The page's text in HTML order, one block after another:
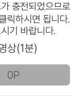
충전되었으므로
릭하시면 됩니다.
기 바랍니다.
상(1분)